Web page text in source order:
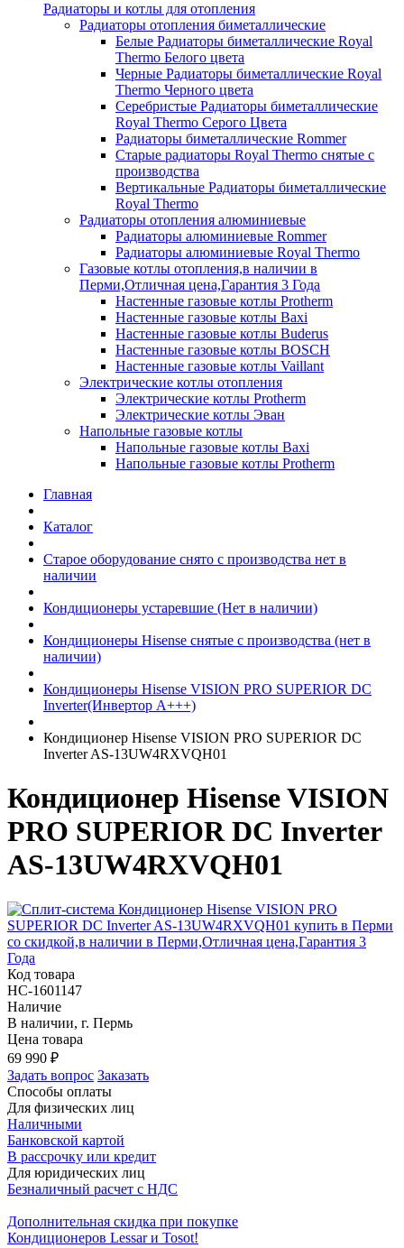
Радиаторы и котлы для отопления
Радиаторы отопления биметаллические
Белые Радиаторы биметаллические Royal
Thermo Белого цвета
Черные Радиаторы биметаллические Royal
Thermo Черного цвета
Серебристые Радиаторы биметаллические
Royal Thermo Серого Цвета
Радиаторы биметаллические Rommer
Старые радиаторы Royal Thermo снятые с
производства
Вертикальные Радиаторы биметаллические
Royal Thermo
Радиаторы отопления алюминиевые
Радиаторы алюминиевые Rommer
Радиаторы алюминиевые Royal Thermo
Газовые котлы отопления,в наличии в
Перми,Отличная цена,Гарантия 3 Года
Настенные газовые котлы Protherm
Настенные газовые котлы Baxi
Настенные газовые котлы Buderus
Настенные газовые котлы BOSCH
Настенные газовые котлы Vaillant
Электрические котлы отопления
Электрические котлы Protherm
Электрические котлы Эван
Напольные газовые котлы
Напольные газовые котлы Baxi
Напольные газовые котлы Protherm
Главная
Каталог
Старое оборудование снято с производства нет в
наличии
Кондиционеры устаревшие (Нет в наличии)
Кондиционеры Hisense снятые с производства (нет в
наличии)
Кондиционеры Hisense VISION PRO SUPERIOR DC
Inverter(Инвертор А+++)
Кондиционер Hisense VISION PRO SUPERIOR DC
Inverter AS-13UW4RXVQH01
Кондиционер Hisense VISION
PRO SUPERIOR DC Inverter
AS-13UW4RXVQH01
Код товара
НС-1601147
Наличие
В наличии, г. Пермь
Цена товара
69 990 ₽
Задать вопрос Заказать
Способы оплаты
Для физических лиц
Наличными
Банковской картой
В рассрочку или кредит
Для юридических лиц
Безналичный расчет с НДС
Дополнительная скидка при покупке
Кондиционеров Lessar и Tosot!